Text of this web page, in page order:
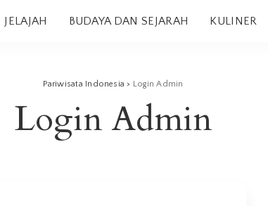
JELAJAH BUDAYA DAN SEJARAH KULINER
Pariwisata Indonesia > Login Admin
Login Admin